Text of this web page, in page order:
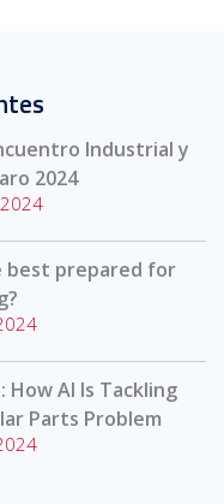
Industrial y
2024
best prepared for
How AI Is Tackling
Parts Problem